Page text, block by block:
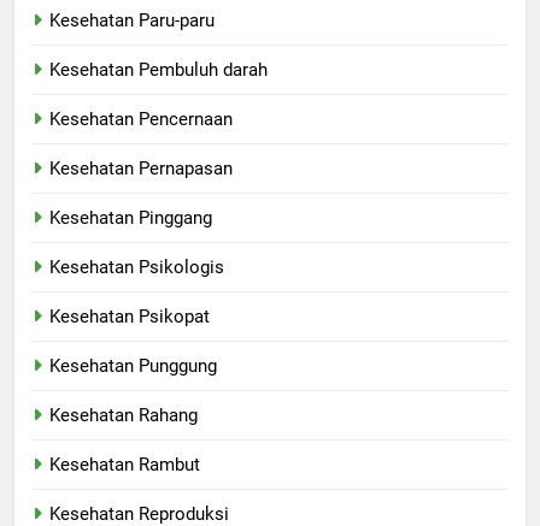
Kesehatan Paru-paru
Kesehatan Pembuluh darah
Kesehatan Pencernaan
Kesehatan Pernapasan
Kesehatan Pinggang
Kesehatan Psikologis
Kesehatan Psikopat
Kesehatan Punggung
Kesehatan Rahang
Kesehatan Rambut
Kesehatan Reproduksi